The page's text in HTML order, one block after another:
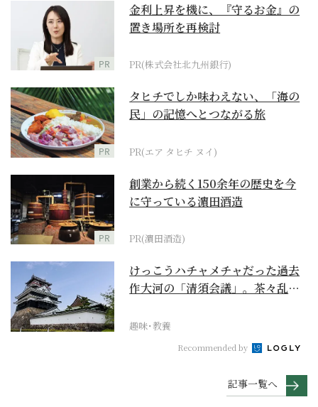
PR
金利上昇を機に、『守るお金』の
置き場所を再検討
PR(株式会社北九州銀行)
PR
タヒチでしか味わえない、「海の
民」の記憶へとつながる旅
PR(エア タヒチ ヌイ)
PR
創業から続く150余年の歴史を今
に守っている濵田酒造
PR(濵田酒造)
けっこうハチャメチャだった過去
作大河の「清須会議」。茶々乱
趣味･教養
Recommended by
記事一覧へ